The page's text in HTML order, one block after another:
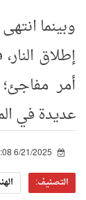
وبينما
إطلاق
أمر
عديدة في
التصنيف: